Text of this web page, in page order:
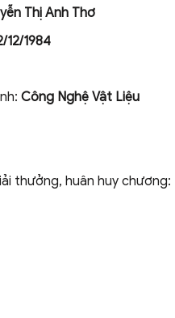
Thị Anh Thơ
12/1984
Công Nghệ Vật Liệu
thưởng, huân huy chương: